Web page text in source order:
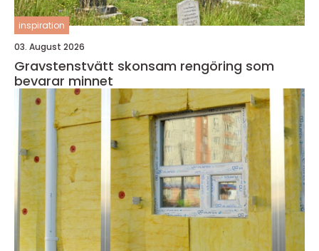
inspiration
03. August 2026
Gravstenstvätt skonsam rengöring som
bevarar minnet